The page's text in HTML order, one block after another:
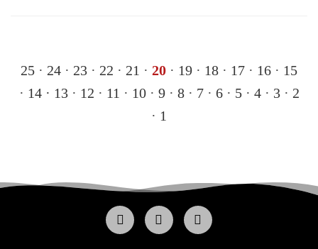
25 · 24 · 23 · 22 · 21 · 20 · 19 · 18 · 17 · 16 · 15
· 14 · 13· 12 · 11 · 10· 9· 8· 7· 6· 5· 4· 3· 2
· 1